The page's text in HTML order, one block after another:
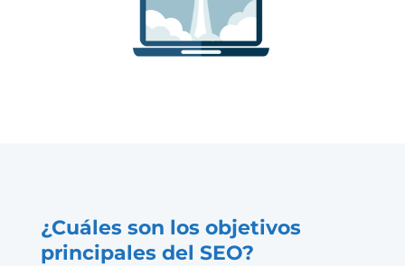
¿Cuáles son los objetivos
principales del SEO?